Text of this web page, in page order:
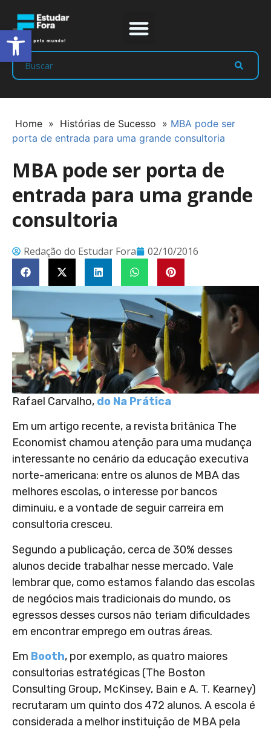
Home » Histórias de Sucesso » MBA pode ser
porta de entrada para uma grande consultoria
MBA pode ser porta de
entrada para uma grande
consultoria
Redação do Estudar Fora 02/10/2016
Rafael Carvalho, do Na Prática
Em um artigo recente, a revista britânica The
Economist chamou atenção para uma mudança
interessante no cenário da educação executiva
norte-americana: entre os alunos de MBA das
melhores escolas, o interesse por bancos
diminuiu, e a vontade de seguir carreira em
consultoria cresceu.
Segundo a publicação, cerca de 30% desses
alunos decide trabalhar nesse mercado. Vale
lembrar que, como estamos falando das escolas
de negócios mais tradicionais do mundo, os
egressos desses cursos não teriam dificuldades
em encontrar emprego em outras áreas.
Em Booth, por exemplo, as quatro maiores
consultorias estratégicas (The Boston
Consulting Group, McKinsey, Bain e A. T. Kearney)
recrutaram um quinto dos 472 alunos. A escola é
considerada a melhor instituição de MBA pela
Abrir a barra de ferramentas